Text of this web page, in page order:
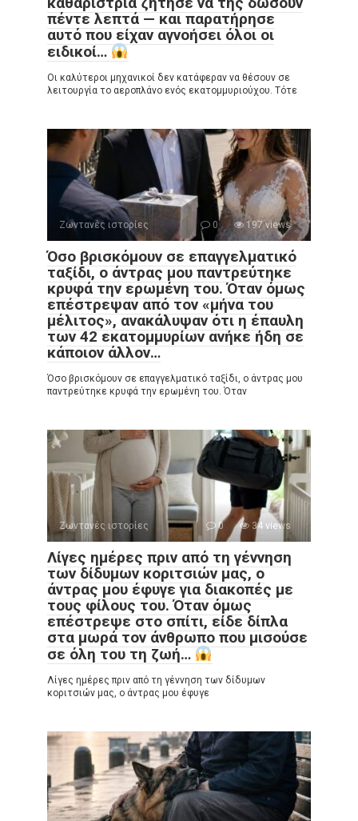
πέντε λεπτά — και παρατήρησε
αυτό που είχαν αγνοήσει όλοι οι
ειδικοί…
Οι καλύτεροι μηχανικοί δεν κατάφεραν να θέσουν σε
λειτουργία το αεροπλάνο ενός εκατομμυριούχου. Τότε
Ζωντανές ιστορίες 0 197 views
Όσο βρισκόμουν σε επαγγελματικό
ταξίδι, ο άντρας μου παντρεύτηκε
κρυφά την ερωμένη του. Όταν όμως
επέστρεψαν από τον «μήνα του
μέλιτος», ανακάλυψαν ότι η έπαυλη
των 42 εκατομμυρίων ανήκε ήδη σε
κάποιον άλλον…
Όσο βρισκόμουν σε επαγγελματικό ταξίδι, ο άντρας μου
παντρεύτηκε κρυφά την ερωμένη του. Όταν
Ζωντανές ιστορίες 0 34 views
Λίγες ημέρες πριν από τη γέννηση
των δίδυμων κοριτσιών μας, ο
άντρας μου έφυγε για διακοπές με
τους φίλους του. Όταν όμως
επέστρεψε στο σπίτι, είδε δίπλα
στα μωρά τον άνθρωπο που μισούσε
σε όλη του τη ζωή…
Λίγες ημέρες πριν από τη γέννηση των δίδυμων
κοριτσιών μας, ο άντρας μου έφυγε